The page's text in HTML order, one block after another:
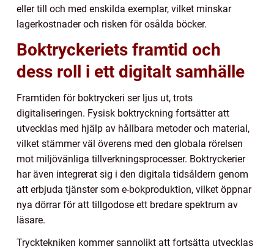
eller till och med enskilda exemplar, vilket minskar
lagerkostnader och risken för osålda böcker.
Boktryckeriets framtid och
dess roll i ett digitalt samhälle
Framtiden för boktryckeri ser ljus ut, trots
digitaliseringen. Fysisk boktryckning fortsätter att
utvecklas med hjälp av hållbara metoder och material,
vilket stämmer väl överens med den globala rörelsen
mot miljövänliga tillverkningsprocesser. Boktryckerier
har även integrerat sig i den digitala tidsåldern genom
att erbjuda tjänster som e-bokproduktion, vilket öppnar
nya dörrar för att tillgodose ett bredare spektrum av
läsare.
Trycktekniken kommer sannolikt att fortsätta utvecklas